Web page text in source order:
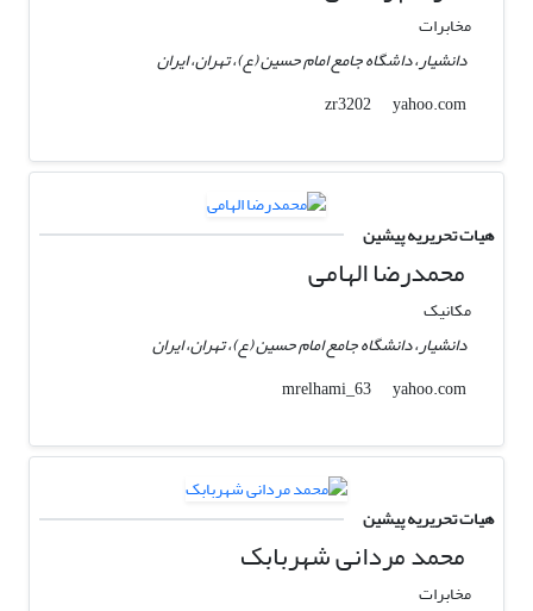
مخابرات
دانشیار، داشگاه جامع امام حسین (ع)، تهران، ایران
zr3202
yahoo.com
هیات تحریریه پیشین
محمدرضا الهامی
مکانیک
دانشیار، دانشگاه جامع امام حسین (ع)، تهران، ایران
mrelhami_63
yahoo.com
هیات تحریریه پیشین
محمد مردانی شهربابک
مخابرات